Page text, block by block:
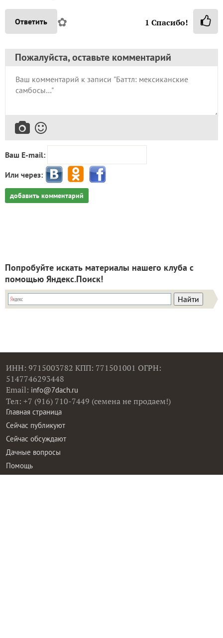
Ответить ✿ 1 Спасибо!
Пожалуйста, оставьте комментарий
Ваш E-mail:
Или через:
добавить комментарий
Попробуйте искать материалы нашего клуба с
помощью Яндекс.Поиск!
ИНН: 9715003782 КПП: 771501001 ОГРН:
5147746293448
Email: info@7dach.ru
Тел: +7 (916) 710-7449 (семена не продаем!)
Главная страница
Сейчас публикуют
Сейчас обсуждают
Дачные вопросы
Помощь